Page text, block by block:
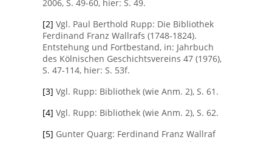
2006, S. 49-60, hier: S. 49.
[2] Vgl. Paul Berthold Rupp: Die Bibliothek
Ferdinand Franz Wallrafs (1748-1824).
Entstehung und Fortbestand, in: Jahrbuch
des Kölnischen Geschichtsvereins 47 (1976),
S. 47-114, hier: S. 53f.
[3] Vgl. Rupp: Bibliothek (wie Anm. 2), S. 61.
[4] Vgl. Rupp: Bibliothek (wie Anm. 2), S. 62.
[5] Gunter Quarg: Ferdinand Franz Wallraf